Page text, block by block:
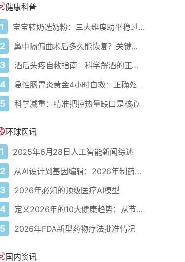
健康科普
1 宝宝转奶选奶粉：三大维度助平稳过渡
2 鼻中隔偏曲术后多久能恢复？关键看这几点
3 酒后头疼自救指南：科学解酒的正确打开方式
4 急性肠胃炎黄金4小时自救：正确处置与误区避坑关键
5 科学减重：精准把控热量缺口是核心
环球医讯
1 2025年6月28日人工智能新闻综述
2 从AI设计到基因编辑：2026年制药领域重大突破
3 2026年必知的顶级医疗AI模型
4 定义2026年的10大健康趋势：从节律健康到冷热交替疗法
5 2026年FDA新型药物疗法批准情况
国内资讯